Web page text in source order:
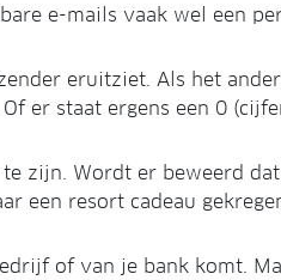
e-mails vaak wel een
eruitziet. Als het
er staat ergens een 0
zijn. Wordt er beweerd
een resort cadeau
of van je bank komt.